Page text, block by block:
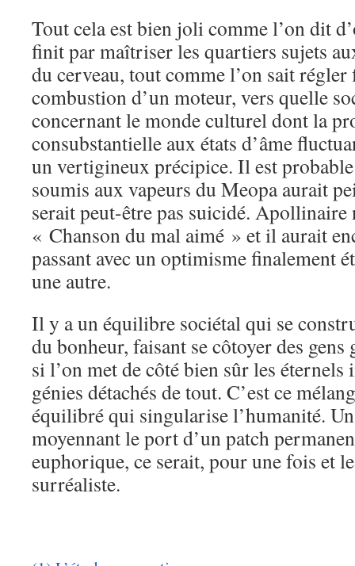
Tout cela est bien joli comme l’on dit
finit par maîtriser les quartiers sujets
du cerveau, tout comme l’on sait
combustion d’un moteur, vers quelle
concernant le monde culturel dont la
consubstantielle aux états d’âme
un vertigineux précipice. Il est
soumis aux vapeurs du Meopa aurait
serait peut-être pas suicidé. Apollinaire
« Chanson du mal aimé » et il aurait
passant avec un optimisme finalement
une autre.
Il y a un équilibre sociétal qui se
du bonheur, faisant se côtoyer des gens
si l’on met de côté bien sûr les
génies détachés de tout. C’est ce
équilibré qui singularise l’humanité.
moyennant le port d’un patch
euphorique, ce serait, pour une fois et
surréaliste.